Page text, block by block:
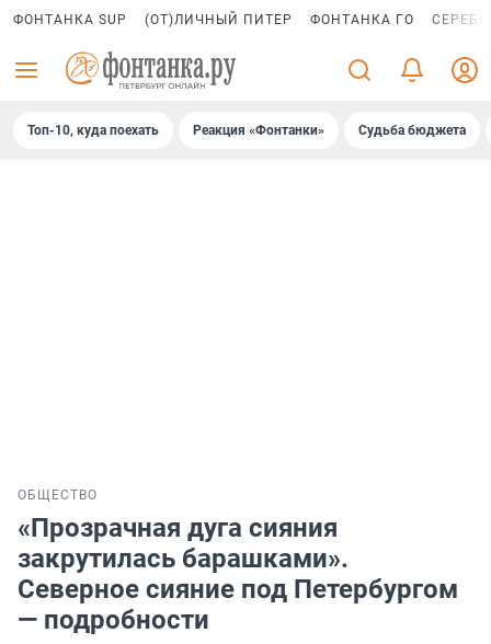
ФОНТАНКА SUP (ОТ)ЛИЧНЫЙ ПИТЕР ФОНТАНКА ГО
Топ-10, куда поехать Реакция «Фонтанки» Судьба бюджета
ОБЩЕСТВО
«Прозрачная дуга сияния
закрутилась барашками».
Северное сияние под Петербургом
— подробности